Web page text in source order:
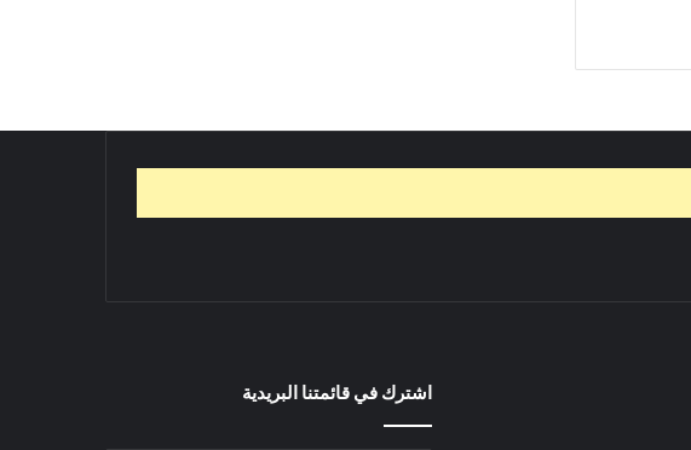
اشترك في قائمتنا البريدية